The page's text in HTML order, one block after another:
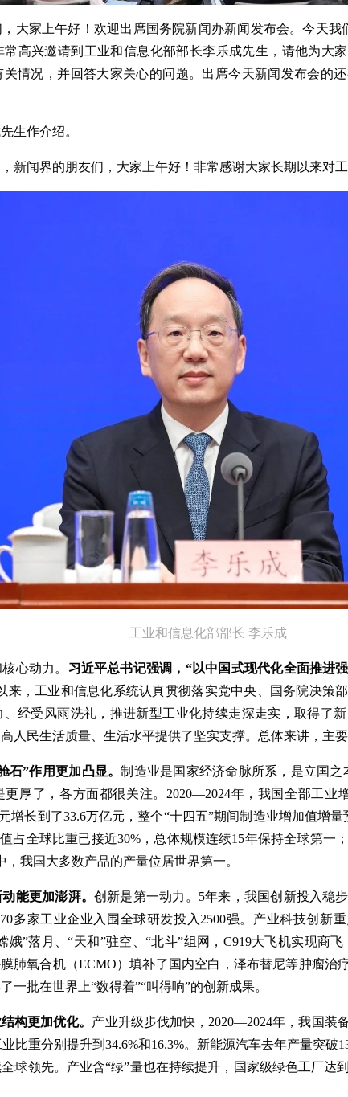
大家上午好！欢迎出席国务院新闻办新闻发布会。今天我
高兴邀请到工业和信息化部部长李乐成先生，请他为大
情况，并回答大家关心的问题。出席今天新闻发布会的
生作介绍。
新闻界的朋友们，大家上午好！非常感谢大家长期以来对
工业和信息化部部长 李乐成
心动力。 习近平总书记强调，“以中国式现代化全面推进
来，工业和信息化系统认真贯彻落实党中央、国务院决策
经受风雨洗礼，推进新型工业化持续走深走实，取得了
人民生活质量、生活水平提供了坚实支撑。总体来讲，主要
石”作用更加凸显。制造业是国家经济命脉所系，是立国
更厚了，各方面都很关注。2020—2024年，我国全部工业
增长到了33.6万亿元，整个“十四五”期间制造业增加值增
占全球比重已接近30%，总体规模连续15年保持全球第一
我国大多数产品的产量位居世界第一。
能更加澎湃。创新是第一动力。5年来，我国创新投入稳
多家工业企业入围全球研发投入2500强。产业科技创新
娥”落月、“天和”驻空、“北斗”组网，C919大飞机实现商飞
肺氧合机（ECMO）填补了国内空白，泽布替尼等肿瘤治
一批在世界上“数得着”“叫得响”的创新成果。
构更加优化。 产业升级步伐加快，2020—2024年，我国装
比重分别提升到34.6%和16.3%。新能源汽车去年产量突破
球领先。产业含“绿”量也在持续提升，国家级绿色工厂达